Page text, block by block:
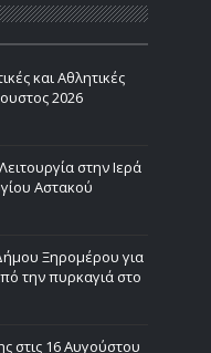
και Αθλητικές
2026
στην Ιερά
Αστακού
Ξηρομέρου για
την πυρκαγιά στο
στις 16 Αυγούστου